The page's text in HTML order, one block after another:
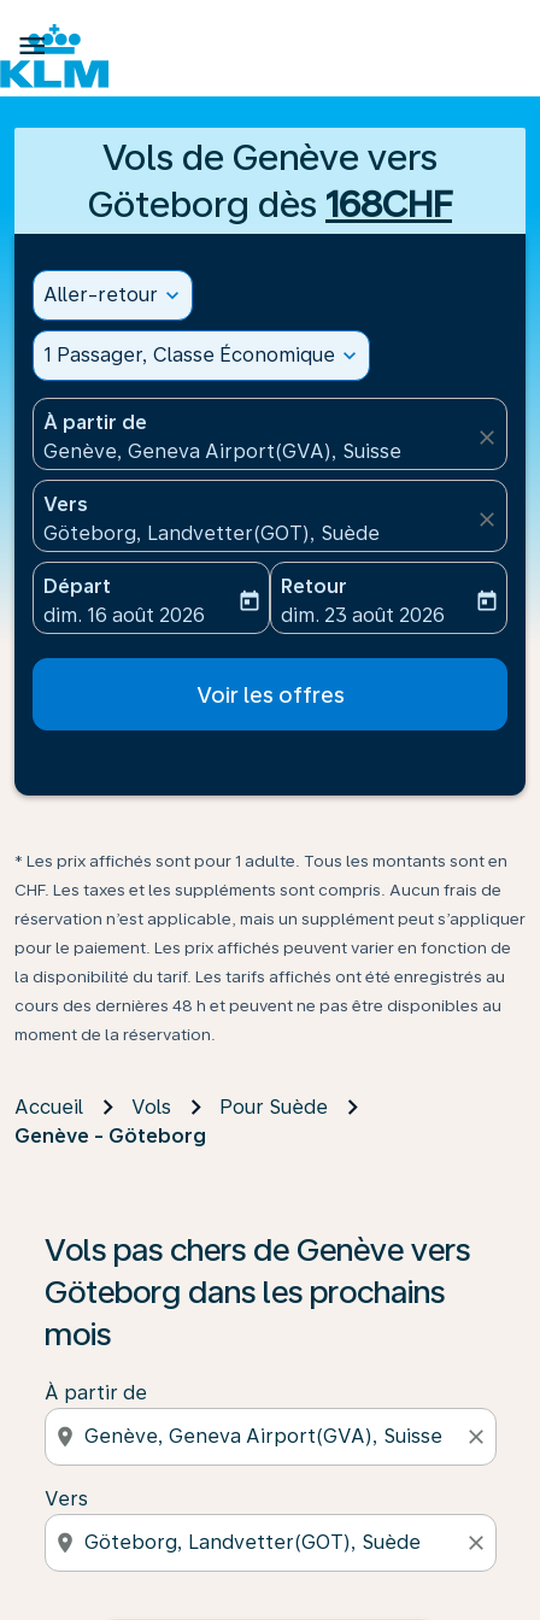

Vols de Genève vers
Göteborg dès 168CHF
Aller-retour expand_more
1 Passager, Classe Économique expand_more
À partir de
Genève, Geneva Airport(GVA), Suisse
close
Vers
Göteborg, Landvetter(GOT), Suède
close
Départ
fc-booking-departure-date-aria-label
dim. 16 août 2026
today
Retour
fc-booking-return-date-
dim. 23 août 2026
today
Voir les offres
* Les prix affichés sont pour 1 adulte. Tous les montants sont en
CHF. Les taxes et les suppléments sont compris. Aucun frais de
réservation n’est applicable, mais un supplément peut s’appliquer
pour le paiement. Les prix affichés peuvent varier en fonction de
la disponibilité du tarif. Les tarifs affichés ont été enregistrés au
cours des dernières 48 h et peuvent ne pas être disponibles au
moment de la réservation.
Accueil Vols
Pour Suède
Genève - Göteborg
Vols pas chers de Genève vers
Göteborg dans les prochains
mois
À partir de
location_on close
Vers
location_on close